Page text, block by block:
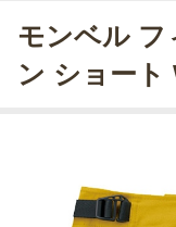
モンベル フ
ン ショート